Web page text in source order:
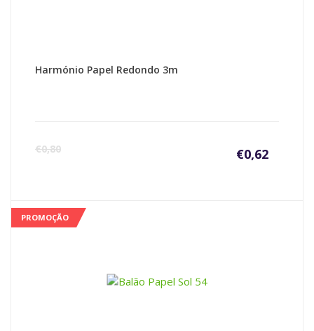
Harmónio Papel Redondo 3m
€0,80 €0,62
PROMOÇÃO